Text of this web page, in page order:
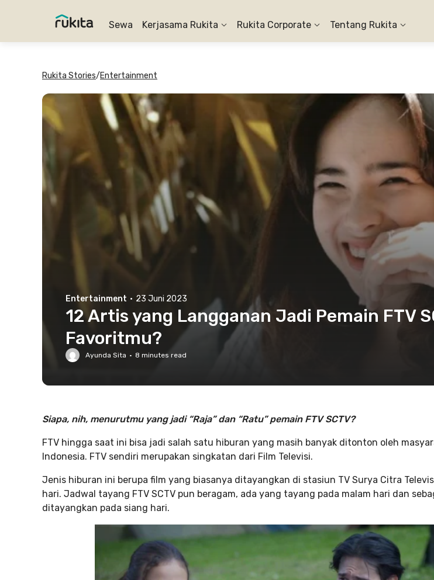
Sewa Kerjasama Rukita Rukita Corporate Tentang Rukita
Rukita Stories/Entertainment
Entertainment · 23 Juni 2023
12 Artis yang Langganan Jadi Pemain FTV
Favoritmu?
Ayunda Sita · 8 minutes read
Siapa, nih, menurutmu yang jadi “Raja” dan “Ratu” pemain FTV SCTV?
FTV hingga saat ini bisa jadi salah satu hiburan yang masih banyak ditonton oleh
Indonesia. FTV sendiri merupakan singkatan dari Film Televisi.
Jenis hiburan ini berupa film yang biasanya ditayangkan di stasiun TV Surya Citra
hari. Jadwal tayang FTV SCTV pun beragam, ada yang tayang pada malam hari dan
ditayangkan pada siang hari.